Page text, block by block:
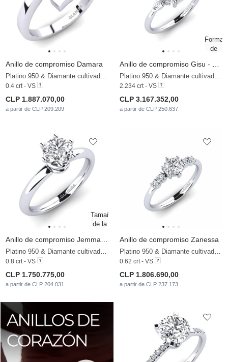
Anillo de compromiso Damara
0.4 crt - VS
CLP 1.887.070,00
a partir de CLP 209.209
2.234 crt - VS
CLP 3.167.352,00
a partir de CLP 250.637
0.8 crt - VS
CLP 1.750.775,00
a partir de CLP 204.031
Anillo de compromiso Zanessa
0.62 crt - VS
CLP 1.806.690,00
a partir de CLP 237.173